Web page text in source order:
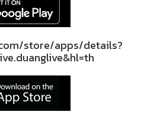
store/apps/details?